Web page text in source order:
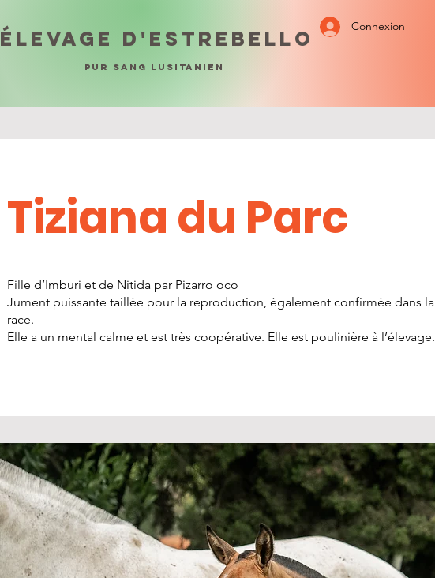
Connexion
ÉLEVAGE D'ESTREBELLO
PUR SANG LUSITANIEN
Tiziana du Parc
Fille d’Imburi et de Nitida par Pizarro oco
Jument puissante taillée pour la reproduction, également confirmée dans la
race.
Elle a un mental calme et est très coopérative. Elle est poulinière à l’élevage.